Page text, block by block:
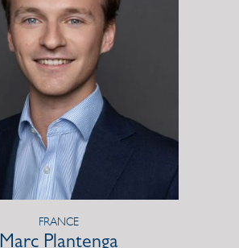
FRANCE
Marc Plantenga